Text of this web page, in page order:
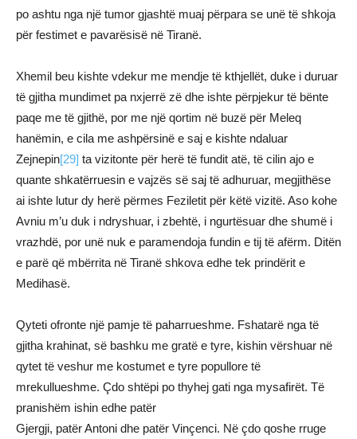
po ashtu nga një tumor gjashtë muaj përpara se unë të shkoja
për festimet e pavarësisë në Tiranë.
Xhemil beu kishte vdekur me mendje të kthjellët, duke i duruar
të gjitha mundimet pa nxjerrë zë dhe ishte përpjekur të bënte
paqe me të gjithë, por me një qortim në buzë për Meleq
hanëmin, e cila me ashpërsinë e saj e kishte ndaluar
Zejnepin[29] ta vizitonte për herë të fundit atë, të cilin ajo e
quante shkatërruesin e vajzës së saj të adhuruar, megjithëse
ai ishte lutur dy herë përmes Feziletit për këtë vizitë. Aso kohe
Avniu m’u duk i ndryshuar, i zbehtë, i ngurtësuar dhe shumë i
vrazhdë, por unë nuk e paramendoja fundin e tij të afërm. Ditën
e parë që mbërrita në Tiranë shkova edhe tek prindërit e
Medihasë.
Qyteti ofronte një pamje të paharrueshme. Fshatarë nga të
gjitha krahinat, së bashku me gratë e tyre, kishin vërshuar në
qytet të veshur me kostumet e tyre popullore të
mrekullueshme. Çdo shtëpi po thyhej gati nga mysafirët. Të
pranishëm ishin edhe patër
Gjergji, patër Antoni dhe patër Vinçenci. Në çdo qoshe rruge